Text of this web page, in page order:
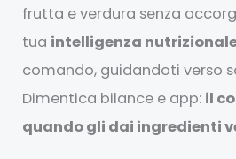
frutta e verdura senza
tua intelligenza
comando, guidandoti verso
Dimentica bilance e app: il
quando gli dai ingredienti